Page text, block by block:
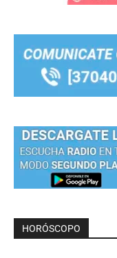
HORÓSCOPO